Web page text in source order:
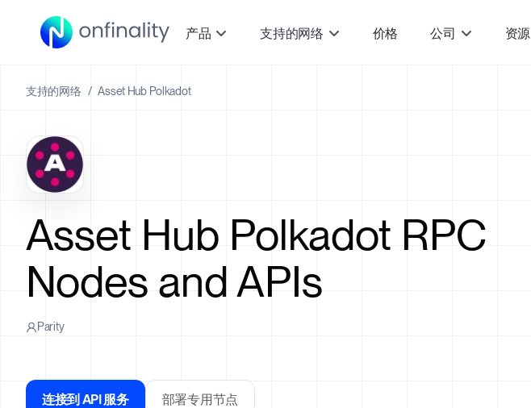
产品 支持的网络 价格 公司 资源
支持的网络 / Asset Hub Polkadot
Asset Hub Polkadot RPC
Nodes and APIs
Parity
连接到 API 服务 部署专用节点